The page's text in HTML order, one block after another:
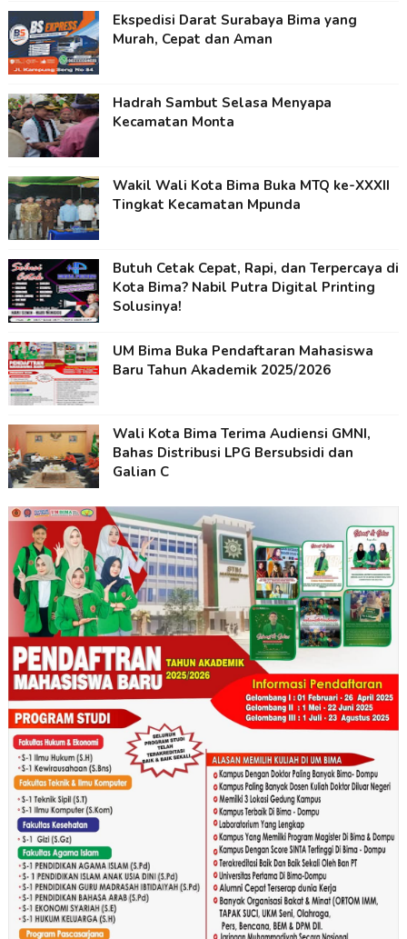
Ekspedisi Darat Surabaya Bima yang
Murah, Cepat dan Aman
Hadrah Sambut Selasa Menyapa
Kecamatan Monta
Wakil Wali Kota Bima Buka MTQ ke-XXXII
Tingkat Kecamatan Mpunda
Butuh Cetak Cepat, Rapi, dan Terpercaya di
Kota Bima? Nabil Putra Digital Printing
Solusinya!
UM Bima Buka Pendaftaran Mahasiswa
Baru Tahun Akademik 2025/2026
Wali Kota Bima Terima Audiensi GMNI,
Bahas Distribusi LPG Bersubsidi dan
Galian C